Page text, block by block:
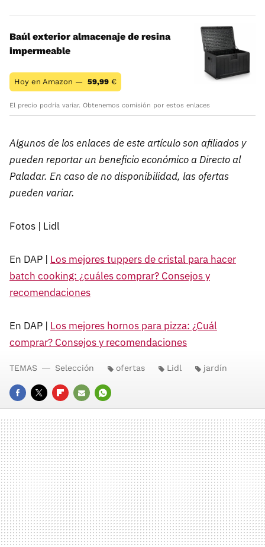
Baúl exterior almacenaje de resina
impermeable
Hoy en Amazon — 59,99 €
El precio podría variar. Obtenemos comisión por estos enlaces
Algunos de los enlaces de este artículo son afiliados y
pueden reportar un beneficio económico a Directo al
Paladar. En caso de no disponibilidad, las ofertas
pueden variar.
Fotos | Lidl
En DAP | Los mejores tuppers de cristal para hacer
batch cooking: ¿cuáles comprar? Consejos y
recomendaciones
En DAP | Los mejores hornos para pizza: ¿Cuál
comprar? Consejos y recomendaciones
FACEBOOK
TWITTERFLIPBOARD
E-
MAIL
WHATSAPP
TEMAS Selección ofertas Lidl jardín